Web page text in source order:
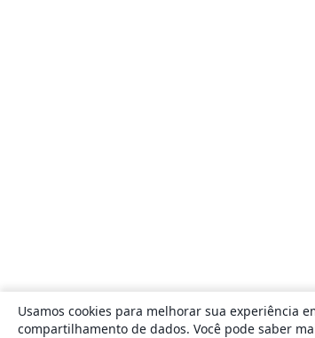
Usamos cookies para melhorar sua experiência
compartilhamento de dados. Você pode saber